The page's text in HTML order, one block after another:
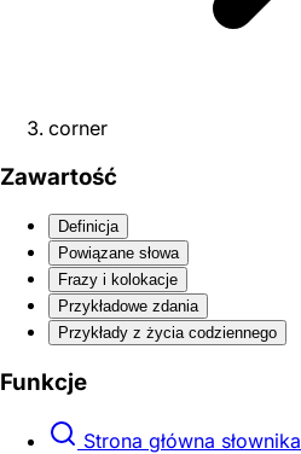
corner
Zawartość
Definicja
Powiązane słowa
Frazy i kolokacje
Przykładowe zdania
Przykłady z życia codziennego
Funkcje
Strona główna słownika